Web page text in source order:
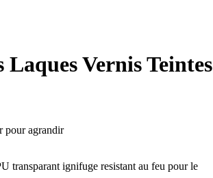
Vernis Teintes
pour agrandir